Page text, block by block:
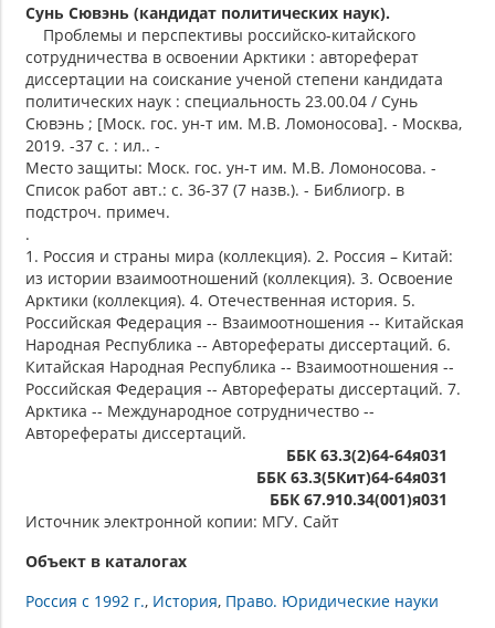
Сунь Сювэнь (кандидат политических наук).
Проблемы и перспективы российско-китайского
сотрудничества в освоении Арктики : автореферат
диссертации на соискание ученой степени кандидата
политических наук : специальность 23.00.04 / Сунь
Сювэнь ; [Моск. гос. ун-т им. М.В. Ломоносова]. - Москва,
2019. -37 с. : ил.. -
Место защиты: Моск. гос. ун-т им. М.В. Ломоносова. -
Список работ авт.: с. 36-37 (7 назв.). - Библиогр. в
подстроч. примеч.
.
1. Россия и страны мира (коллекция). 2. Россия – Китай:
из истории взаимоотношений (коллекция). 3. Освоение
Арктики (коллекция). 4. Отечественная история. 5.
Российская Федерация -- Взаимоотношения -- Китайская
Народная Республика -- Авторефераты диссертаций. 6.
Китайская Народная Республика -- Взаимоотношения --
Российская Федерация -- Авторефераты диссертаций. 7.
Арктика -- Международное сотрудничество --
Авторефераты диссертаций.
ББК 63.3(2)64-64я031
ББК 63.3(5Кит)64-64я031
ББК 67.910.34(001)я031
Источник электронной копии: МГУ. Сайт
Объект в каталогах
Россия с 1992 г. История Право. Юридические науки